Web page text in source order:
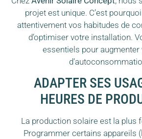
projet est unique. C’est
attentivement vos habitudes de
d’optimiser votre installation.
essentiels pour augmenter
ADAPTER SES
HEURES DE
La production solaire est la plus
Programmer certains appareils